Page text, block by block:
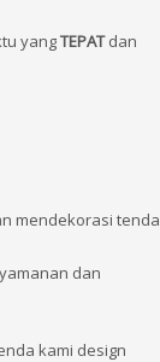
yangTEPATdan
mendekorasi tenda
dan
kami design